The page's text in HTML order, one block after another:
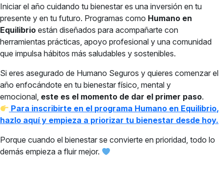
Iniciar el año cuidando tu bienestar es una inversión en tu
presente y en tu futuro. Programas como Humano en
Equilibrio están diseñados para acompañarte con
herramientas prácticas, apoyo profesional y una comunidad
que impulsa hábitos más saludables y sostenibles.
Si eres asegurado de Humano Seguros y quieres comenzar el
año enfocándote en tu bienestar físico, mental y
emocional, este es el momento de dar el primer paso.
Para inscribirte en el programa Humano en Equilibrio,
hazlo aquí y empieza a priorizar tu bienestar desde hoy.
Porque cuando el bienestar se convierte en prioridad, todo lo
demás empieza a fluir mejor.